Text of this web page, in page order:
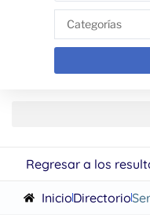
Regresar a los
InicioDirectorio